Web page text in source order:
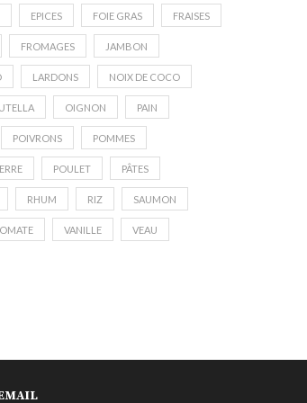
EPICES FOIE GRAS FRAISES
FROMAGES JAMBON
LARDONS NOIX DE COCO
OIGNON PAIN
POIVRONS POMMES
POULET PÂTES
RHUM RIZ SAUMON
VANILLE VEAU